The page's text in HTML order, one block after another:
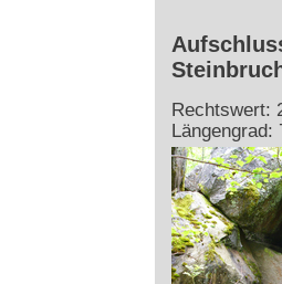
Rechtswert:
Längengrad: